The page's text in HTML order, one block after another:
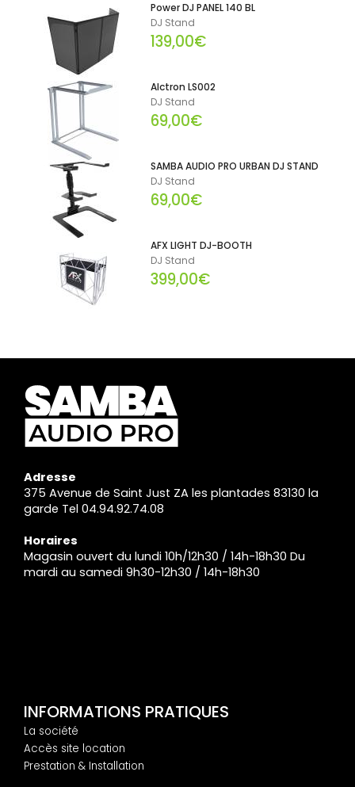
Power DJ PANEL 140 BL
DJ Stand
139,00€
Alctron LS002
DJ Stand
69,00€
SAMBA AUDIO PRO URBAN DJ STAND
DJ Stand
69,00€
AFX LIGHT DJ-BOOTH
DJ Stand
399,00€
Adresse
375 Avenue de Saint Just ZA les plantades 83130 la
garde Tel 04.94.92.74.08
Horaires
Magasin ouvert du lundi 10h/12h30 / 14h-18h30 Du
mardi au samedi 9h30-12h30 / 14h-18h30
INFORMATIONS PRATIQUES
La société
Accès site location
Prestation & Installation